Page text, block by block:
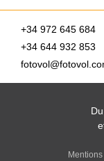
+34 972 645 684
+34 644 932 853